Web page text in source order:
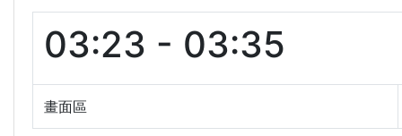
03:23 - 03:35
畫面區